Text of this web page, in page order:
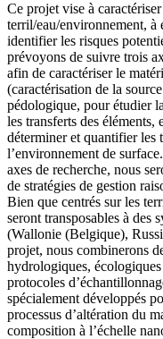
Ce projet vise à
terril/eau/environnement, à
identifier les risques
prévoyons de suivre trois
afin de caractériser le
(caractérisation de la
pédologique, pour étudier
les transferts des
déterminer et quantifier les
l’environnement de
axes de recherche, nous
de stratégies de gestion
Bien que centrés sur les
seront transposables à des
(Wallonie (Belgique),
projet, nous combinerons
hydrologiques,
protocoles
spécialement développés
processus d’altération du
composition à l’échelle